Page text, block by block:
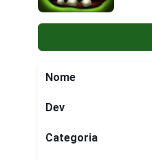
Nome
Dev
Categoria